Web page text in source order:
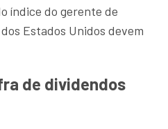
índice do gerente de
Estados Unidos devem
de dividendos